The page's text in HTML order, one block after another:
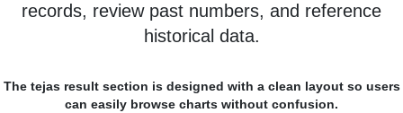
records, review past numbers, and reference
historical data.
The tejas result section is designed with a clean layout so users
can easily browse charts without confusion.